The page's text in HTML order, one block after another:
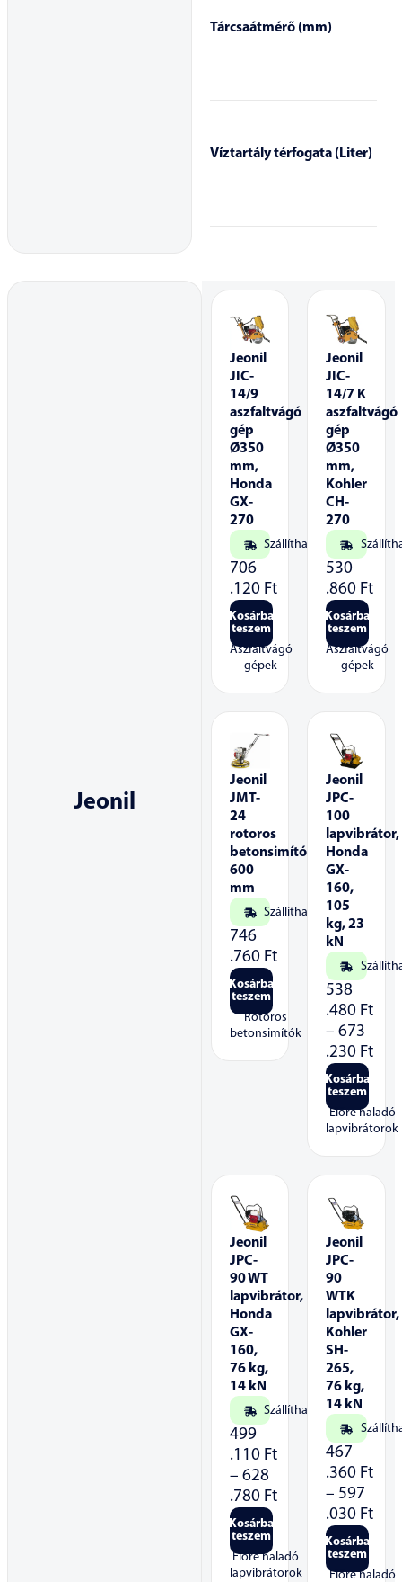
Tárcsaátmérő (mm)
Víztartály térfogata (Liter)
Jeonil
Jeonil
JIC-
14/9
aszfaltvágó
gép
Ø350
mm,
Honda
GX-
270
Szállítható
706
.120 Ft
Kosárba
teszem
Aszfaltvágó
gépek
Jeonil
JIC-
14/7 K
aszfaltvágó
gép
Ø350
mm,
Kohler
CH-
270
530
.860 Ft
Kosárba
teszem
Aszfaltvágó
gépek
Jeonil
JMT-
24
rotoros
betonsimító
600
mm
Szállítható
746
.760 Ft
Kosárba
teszem
Rotoros
betonsimítók
Jeonil
JPC-
100
lapvibrátor,
Honda
GX-
160,
105
kg, 23
kN
538
.480 Ft
– 673
.230 Ft
Kosárba
teszem
Előre haladó
lapvibrátorok
Jeonil
JPC-
90 WT
lapvibrátor,
Honda
GX-
160,
76 kg,
14 kN
Szállítható
499
.110 Ft
– 628
.780 Ft
Kosárba
teszem
Előre haladó
lapvibrátorok
Jeonil
JPC-
90
WTK
lapvibrátor,
Kohler
SH-
265,
76 kg,
14 kN
467
.360 Ft
– 597
.030 Ft
Kosárba
teszem
Előre haladó